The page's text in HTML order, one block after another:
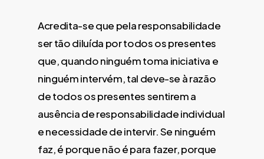
Acredita-se que pela responsabilidade
ser tão diluída por todos os presentes
que, quando ninguém toma iniciativa e
ninguém intervém, tal deve-se à razão
de todos os presentes sentirem a
ausência de responsabilidade individual
e necessidade de intervir. Se ninguém
faz, é porque não é para fazer, porque